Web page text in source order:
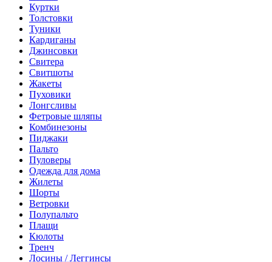
Куртки
Толстовки
Туники
Кардиганы
Джинсовки
Свитера
Свитшоты
Жакеты
Пуховики
Лонгсливы
Фетровые шляпы
Комбинезоны
Пиджаки
Пальто
Пуловеры
Одежда для дома
Жилеты
Шорты
Ветровки
Полупальто
Плащи
Кюлоты
Тренч
Лосины / Леггинсы